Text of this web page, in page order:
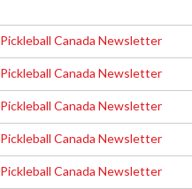
Pickleball Canada Newsletter
Pickleball Canada Newsletter
Pickleball Canada Newsletter
Pickleball Canada Newsletter
Pickleball Canada Newsletter